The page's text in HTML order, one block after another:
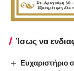
Ίσως να
Ευχαριστήριο